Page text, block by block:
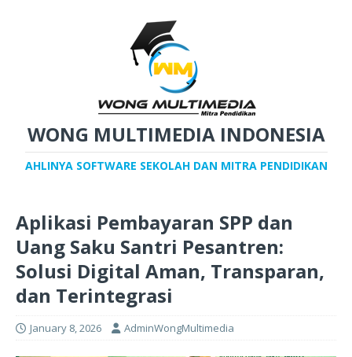
WONG MULTIMEDIA INDONESIA
AHLINYA SOFTWARE SEKOLAH DAN MITRA PENDIDIKAN
Aplikasi Pembayaran SPP dan
Uang Saku Santri Pesantren:
Solusi Digital Aman, Transparan,
dan Terintegrasi
January 8, 2026 AdminWongMultimedia